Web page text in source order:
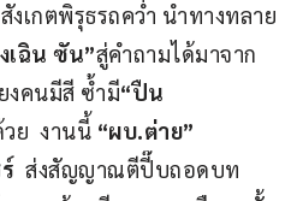
สังเกตพิรุธรถคว่ำ นำทางทลาย
เฉิน ซัน”สู่คำถามได้มาจาก
งคนมีสี ซ้ำมี“ปืน
ย  งานนี้ “ผบ.ต่าย”
ส่งสัญญาณตีปี๊บถอดบท